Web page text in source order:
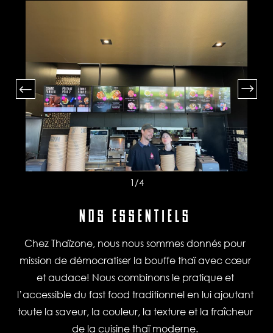
1 /4
NOS ESSENTIELS
Chez Thaïzone, nous nous sommes donnés pour
mission de démocratiser la bouffe thaï avec cœur
et audace! Nous combinons le pratique et
l’accessible du fast food traditionnel en lui ajoutant
toute la saveur, la couleur, la texture et la fraîcheur
de la cuisine thaï moderne.